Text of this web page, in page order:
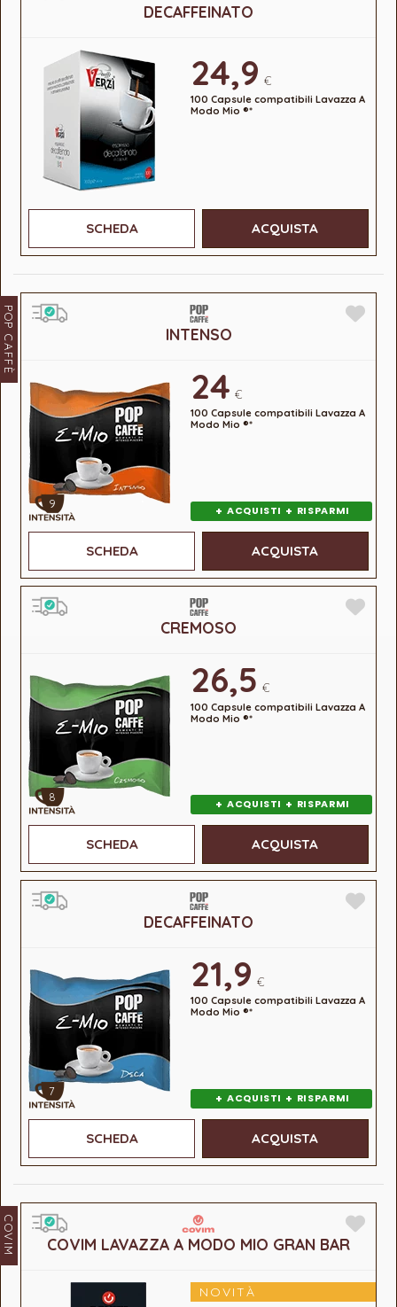
DECAFFEINATO
24,9 €
100 Capsule compatibili Lavazza A
Modo Mio ®*
SCHEDA ACQUISTA
POP CAFFÈ INTENSO
9
24 €
100 Capsule compatibili Lavazza A
Modo Mio ®*
+ ACQUISTI + RISPARMI
SCHEDA ACQUISTA
CREMOSO
8
26,5 €
100 Capsule compatibili Lavazza A
Modo Mio ®*
+ ACQUISTI + RISPARMI
SCHEDA ACQUISTA
DECAFFEINATO
7
21,9 €
100 Capsule compatibili Lavazza A
Modo Mio ®*
+ ACQUISTI + RISPARMI
SCHEDA ACQUISTA
COVIM COVIM LAVAZZA A MODO MIO GRAN BAR
NOVITÀ